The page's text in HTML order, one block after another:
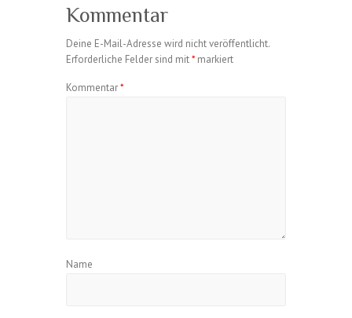
Kommentar
Deine E-Mail-Adresse wird nicht veröffentlicht.
Erforderliche Felder sind mit* markiert
Kommentar*
Name